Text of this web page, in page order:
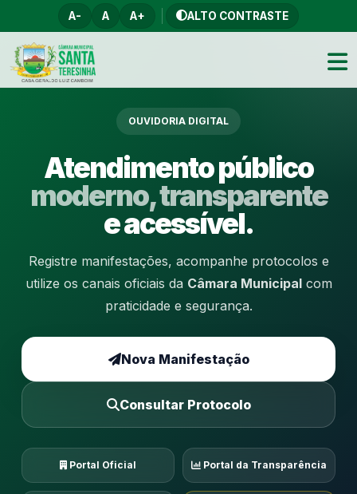
A- A A+ ALTO CONTRASTE
OUVIDORIA DIGITAL
Atendimento público
moderno, transparente
e acessível.
Registre manifestações, acompanhe protocolos e
utilize os canais oficiais da Câmara Municipalcom
praticidade e segurança.
Nova Manifestação
Consultar Protocolo
Portal Oficial Portal da Transparência